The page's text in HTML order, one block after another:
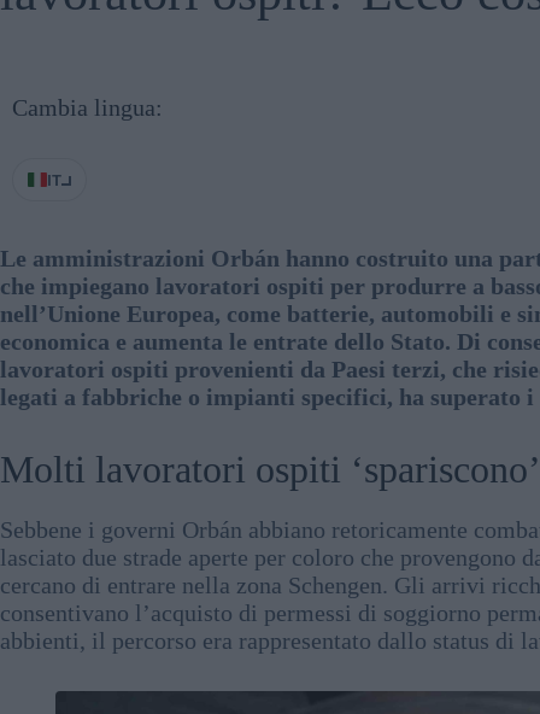
Cambia lingua:
IT
Le amministrazioni Orbán hanno costruito una
che impiegano lavoratori ospiti per produrre a
nell’Unione Europea, come batterie, automobili e
economica e aumenta le entrate dello Stato. Di
lavoratori ospiti provenienti da Paesi terzi, che
legati a fabbriche o impianti specifici, ha superato
Molti lavoratori ospiti
Sebbene i governi Orbán abbiano retoricamente
lasciato due strade aperte per coloro che provengono
cercano di entrare nella zona Schengen. Gli arrivi
consentivano l’acquisto di permessi di soggiorno
abbienti, il percorso era rappresentato dallo status di